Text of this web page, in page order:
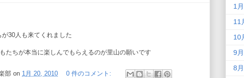
30人も来てくれました
たちが本当に楽しんでもらえるのが里山の願いです
部 on 1月 20, 2010 0 件のコメント:
1
11
10
9
8